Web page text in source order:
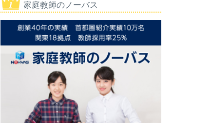
家庭教師のノーバス